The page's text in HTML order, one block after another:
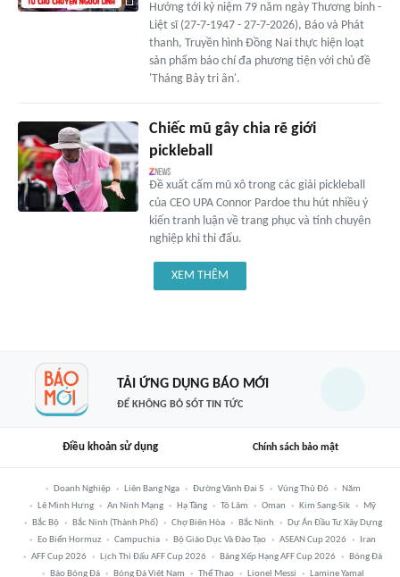
Hướng tới kỷ niệm 79 năm ngày Thương binh -
Liệt sĩ (27-7-1947 - 27-7-2026), Báo và Phát
thanh, Truyền hình Đồng Nai thực hiện loạt
sản phẩm báo chí đa phương tiện với chủ đề
'Tháng Bảy tri ân'.
Chiếc mũ gây chia rẽ giới
pickleball
Đề xuất cấm mũ xô trong các giải pickleball
của CEO UPA Connor Pardoe thu hút nhiều ý
kiến tranh luận về trang phục và tính chuyên
nghiệp khi thi đấu.
XEM THÊM
TẢI ỨNG DỤNG BÁO MỚI
ĐỂ KHÔNG BỎ SÓT TIN TỨC
Điều khoản sử dụng Chính sách bảo mật
Doanh Nghiệp Liên Bang Nga Đường Vành Đai 5 Vùng Thủ Đô
Năm
Lê Minh Hưng
An Ninh Mạng Hạ Tầng Tô Lâm Oman Kim Sang-Sik
Mỹ
Bắc Bộ
Bắc Ninh (thành Phố) Chợ Biên Hòa Bắc Ninh
Dự Án Đầu Tư Xây Dựng
Eo Biển Hormuz
Campuchia Bộ Giáo Dục Và Đào Tạo ASEAN Cup 2026
Iran
AFF Cup 2026
Lịch Thi Đấu AFF Cup 2026 Bảng Xếp Hạng AFF Cup 2026
Bóng Đá
Báo Bóng Đá
Bóng Đá Việt Nam Thể Thao Lionel Messi Lamine Yamal